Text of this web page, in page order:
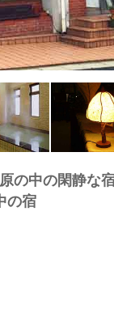
の中の閑静な
の宿